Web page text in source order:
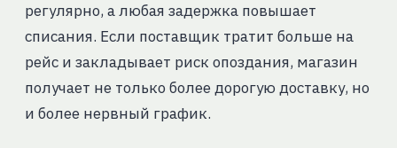
регулярно, а любая задержка повышает
списания. Если поставщик тратит больше на
рейс и закладывает риск опоздания, магазин
получает не только более дорогую доставку, но
и более нервный график.